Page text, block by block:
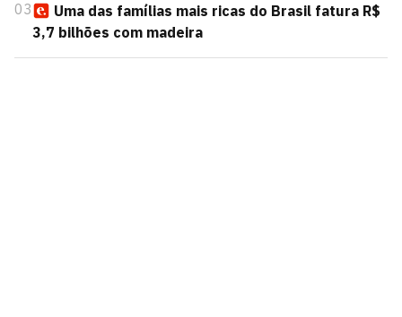
03
Uma das famílias mais ricas do Brasil fatura R$
3,7 bilhões com madeira